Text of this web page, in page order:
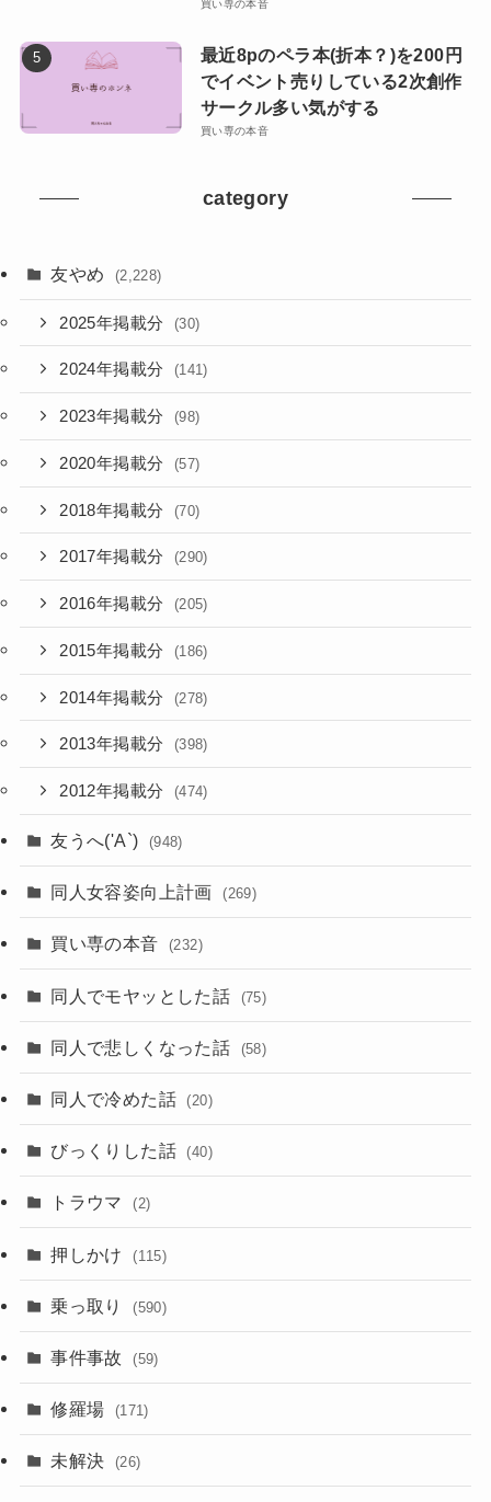
買い専の本音
最近8pのペラ本(折本？)を200円
でイベント売りしている2次創作
サークル多い気がする
買い専の本音
category
友やめ (2,228)
2025年掲載分 (30)
2024年掲載分 (141)
2023年掲載分 (98)
2020年掲載分 (57)
2018年掲載分 (70)
2017年掲載分 (290)
2016年掲載分 (205)
2015年掲載分 (186)
2014年掲載分 (278)
2013年掲載分 (398)
2012年掲載分 (474)
友うへ('A`) (948)
同人女容姿向上計画 (269)
買い専の本音 (232)
同人でモヤッとした話 (75)
同人で悲しくなった話 (58)
同人で冷めた話 (20)
びっくりした話 (40)
トラウマ (2)
押しかけ (115)
乗っ取り (590)
事件事故 (59)
修羅場 (171)
未解決 (26)